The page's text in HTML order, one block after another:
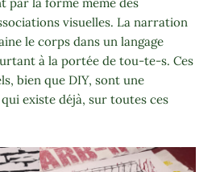
visuelles. La narration
le corps dans un langage
à la portée de tou-te-s. Ces
bien que DIY, sont une
existe déjà, sur toutes ces